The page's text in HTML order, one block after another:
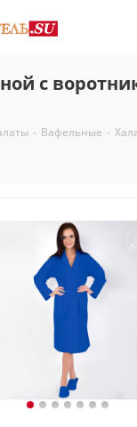
с
- Вафельные -